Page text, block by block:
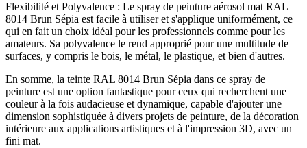
Flexibilité et Polyvalence : Le spray de peinture aérosol mat RAL
8014 Brun Sépia est facile à utiliser et s'applique uniformément, ce
qui en fait un choix idéal pour les professionnels comme pour les
amateurs. Sa polyvalence le rend approprié pour une multitude de
surfaces, y compris le bois, le métal, le plastique, et bien d'autres.
En somme, la teinte RAL 8014 Brun Sépia dans ce spray de
peinture est une option fantastique pour ceux qui recherchent une
couleur à la fois audacieuse et dynamique, capable d'ajouter une
dimension sophistiquée à divers projets de peinture, de la décoration
intérieure aux applications artistiques et à l'impression 3D, avec un
fini mat.